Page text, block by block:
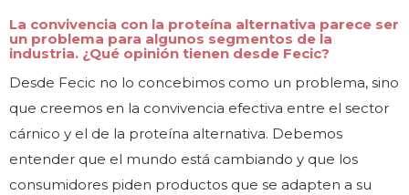
La convivencia con la proteína alternativa parece ser
un problema para algunos segmentos de la
industria. ¿Qué opinión tienen desde Fecic?
Desde Fecic no lo concebimos como un problema, sino
que creemos en la convivencia efectiva entre el sector
cárnico y el de la proteína alternativa. Debemos
entender que el mundo está cambiando y que los
consumidores piden productos que se adapten a su